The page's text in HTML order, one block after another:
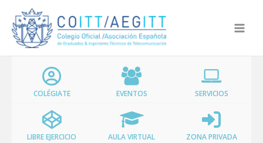
contenido
COLÉGIATE EVENTOS SERVICIOS
LIBRE EJERCICIO AULA VIRTUAL ZONA PRIVADA